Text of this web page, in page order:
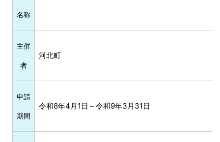
名称
主催
者
河北町
申請
期間
令和8年4月1日～令和9年3月31日